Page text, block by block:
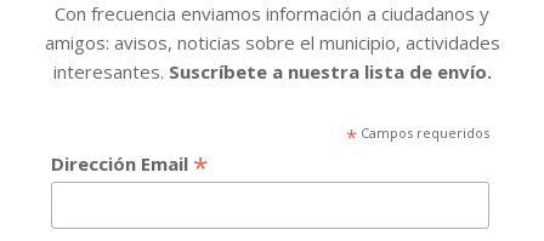
Con frecuencia enviamos información a ciudadanos y
amigos: avisos, noticias sobre el municipio, actividades
interesantes. Suscríbete a nuestra lista de envío.
*Campos requeridos
Dirección Email *